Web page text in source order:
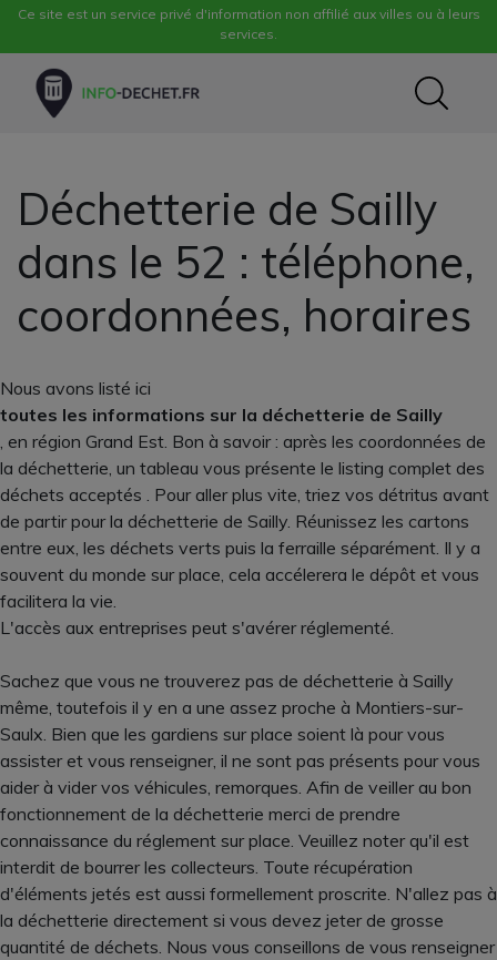
Ce site est un service privé d'information non affilié aux villes ou à leurs
services.
Déchetterie de Sailly
dans le 52 : téléphone,
coordonnées, horaires
Nous avons listé ici
toutes les informations sur la déchetterie de Sailly
, en région Grand Est. Bon à savoir : après les coordonnées de
la déchetterie, un tableau vous présente le listing complet des
déchets acceptés . Pour aller plus vite, triez vos détritus avant
de partir pour la déchetterie de Sailly. Réunissez les cartons
entre eux, les déchets verts puis la ferraille séparément. Il y a
souvent du monde sur place, cela accélerera le dépôt et vous
facilitera la vie.
L'accès aux entreprises peut s'avérer réglementé.
Sachez que vous ne trouverez pas de déchetterie à Sailly
même, toutefois il y en a une assez proche à Montiers-sur-
Saulx. Bien que les gardiens sur place soient là pour vous
assister et vous renseigner, il ne sont pas présents pour vous
aider à vider vos véhicules, remorques. Afin de veiller au bon
fonctionnement de la déchetterie merci de prendre
connaissance du réglement sur place. Veuillez noter qu'il est
interdit de bourrer les collecteurs. Toute récupération
d'éléments jetés est aussi formellement proscrite. N'allez pas à
la déchetterie directement si vous devez jeter de grosse
quantité de déchets. Nous vous conseillons de vous renseigner